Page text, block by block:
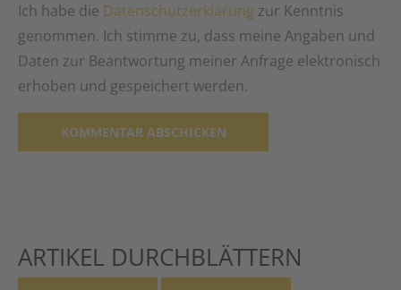
Ich habe die Datenschutzerklärung zur Kenntnis
genommen. Ich stimme zu, dass meine Angaben und
Daten zur Beantwortung meiner Anfrage elektronisch
erhoben und gespeichert werden.
ARTIKEL DURCHBLÄTTERN